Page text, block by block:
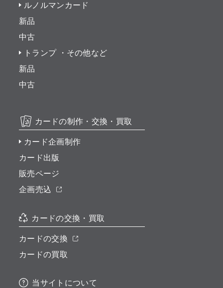
ルノルマンカード
新品
中古
トランプ ・その他など
新品
中古
カードの制作・交換・買取
カード企画制作
カード出版
販売ページ
企画売込
カードの交換・買取
カードの交換
カードの買取
当サイトについて